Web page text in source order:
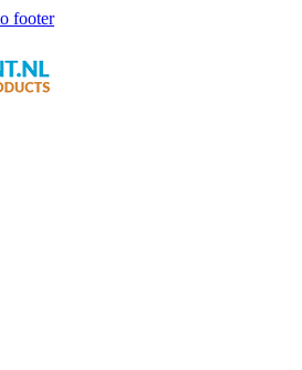
footer